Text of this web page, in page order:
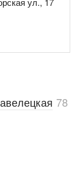
78